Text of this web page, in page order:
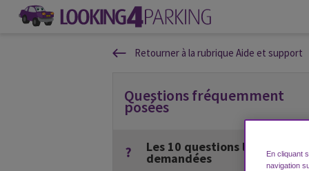
Retourner à la rubrique Aide et support
Questions fréquemment
posées
Les 10 questions les plus
demandées
En cliquant
navigation